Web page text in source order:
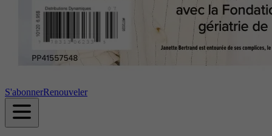
S'abonnerRenouveler